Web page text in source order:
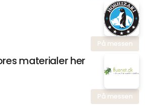
På messen
materialer her
På messen